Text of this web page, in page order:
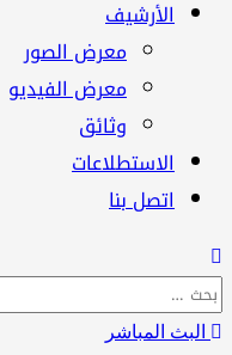
الأرشيف
معرض الصور
معرض الفيديو
وثائق
الاستطلاعات
اتصل بنا
البحث
عن:البث المباشر